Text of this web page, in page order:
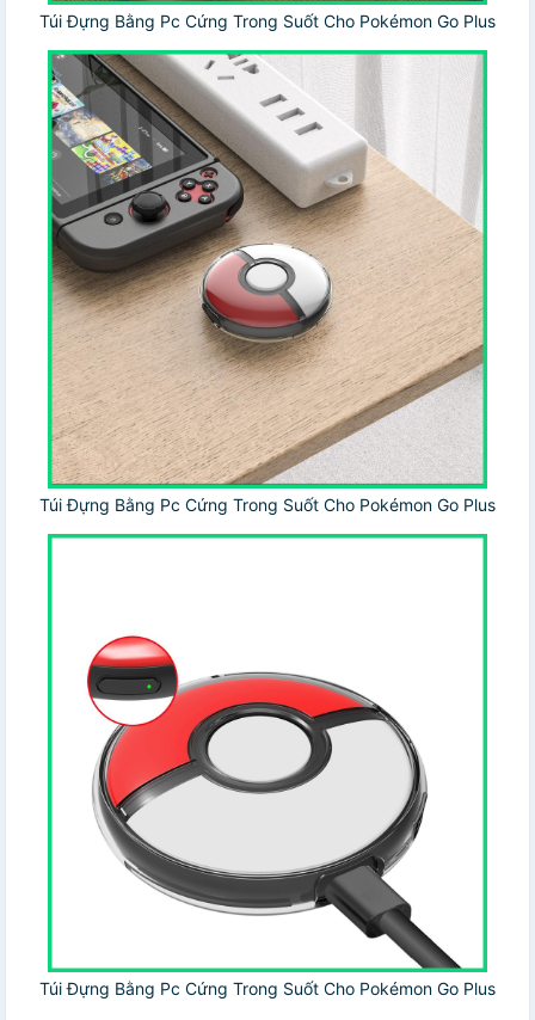
Túi Đựng Bằng Pc Cứng Trong Suốt Cho Pokémon Go Plus
Túi Đựng Bằng Pc Cứng Trong Suốt Cho Pokémon Go Plus
Túi Đựng Bằng Pc Cứng Trong Suốt Cho Pokémon Go Plus